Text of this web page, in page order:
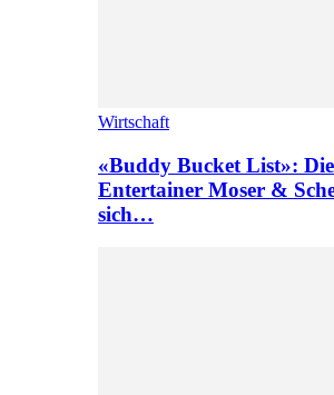
Wirtschaft
«Buddy Bucket List»:
Entertainer Moser &
sich…